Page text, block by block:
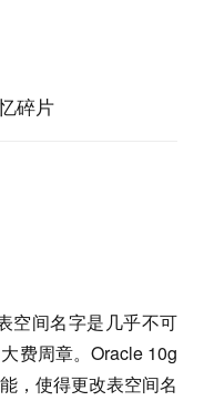
碎片
空间名字是几乎不可
费周章。Oracle 10g
，使得更改表空间名